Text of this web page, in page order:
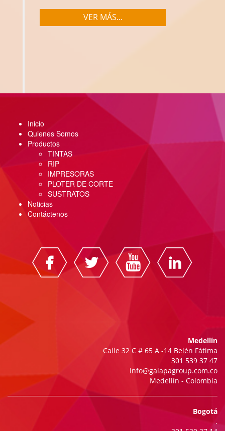
VER MÁS...
Inicio
Quienes Somos
Productos
TINTAS
RIP
IMPRESORAS
PLOTER DE CORTE
SUSTRATOS
Noticias
Contáctenos
Medellín
Calle 32 C # 65 A -14 Belén Fátima
301 539 37 47
info@galapagroup.com.co
Medellín - Colombia
Bogotá
.